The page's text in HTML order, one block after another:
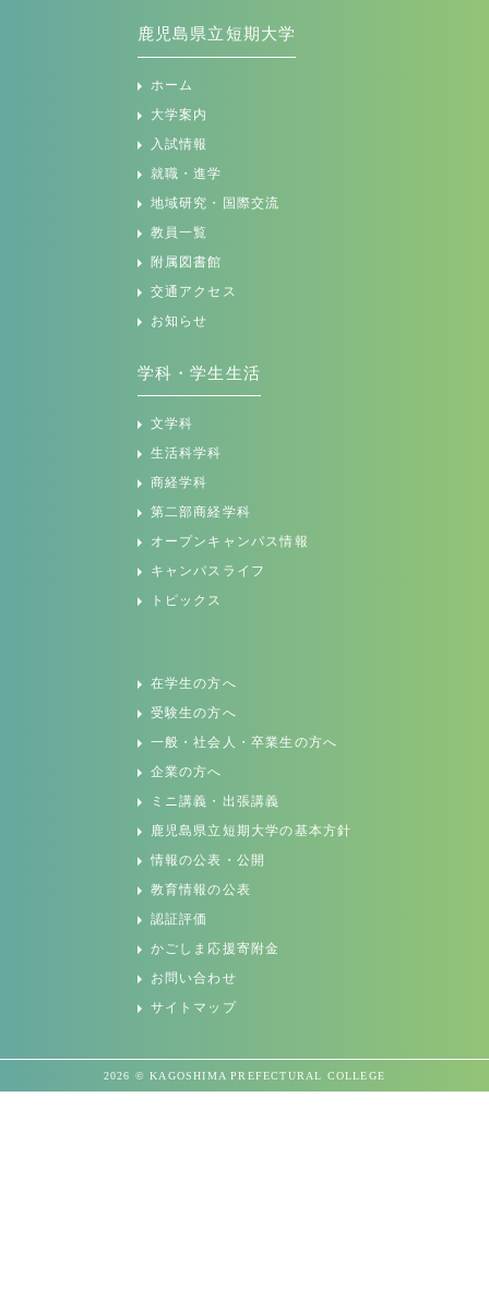
鹿児島県立短期大学
ホーム
大学案内
入試情報
就職・進学
地域研究・国際交流
教員一覧
附属図書館
交通アクセス
お知らせ
学科・学生生活
文学科
生活科学科
商経学科
第二部商経学科
オープンキャンパス情報
キャンパスライフ
トピックス
在学生の方へ
受験生の方へ
一般・社会人・卒業生の方へ
企業の方へ
ミニ講義・出張講義
鹿児島県立短期大学の基本方針
情報の公表・公開
教育情報の公表
認証評価
かごしま応援寄附金
お問い合わせ
サイトマップ
2026 © KAGOSHIMA PREFECTURAL COLLEGE